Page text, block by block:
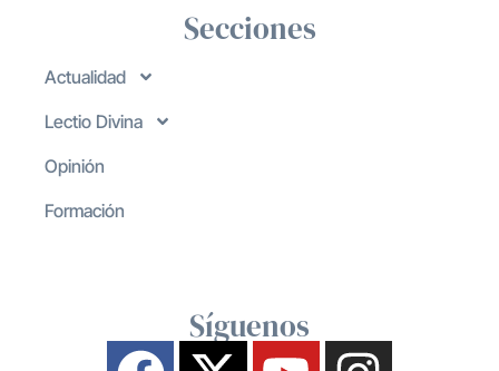
Secciones
Actualidad
Lectio Divina
Opinión
Formación
Síguenos